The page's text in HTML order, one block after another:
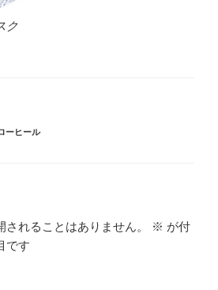
ク
ーヒール
されることはありません。 ※ が付
です